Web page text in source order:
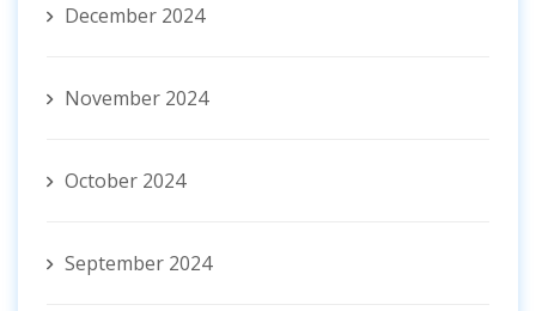
December 2024
November 2024
October 2024
September 2024